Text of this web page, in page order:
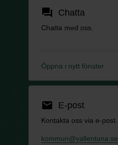
forum Chatta
Chatta med oss.
Öppna i nytt fönster
email E-post
Kontakta oss via e-post.
kommun@vallentuna.se